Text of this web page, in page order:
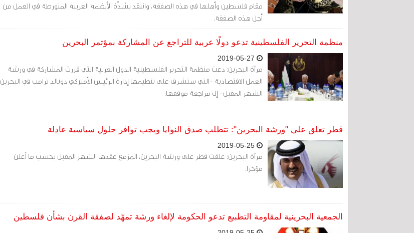
مقام فلسطين وأهلها في هذه الصفقة، وانتقد بشدّة الأنظمة العربية المتورطة في العمل من
أجل هذه الصفقة.
منظمة التحرير الفلسطينية تدعو دولًا عربية للتراجع عن المشاركة بمؤتمر البحرين
مرآة البحرين: دعت منظمة التحرير الفلسطينية الدول العربية التي قررت المشاركة في ورشة
العمل الاقتصادية -التي ستشرف على تنظيمها إدارة الرئيس الأميركي دونالد ترامب في البحرين
الشهر المقبل- إلى مراجعة موقفها.
قطر تعلق على "ورشة البحرين": تتطلب صدق النوايا ويجب توافر حلول سياسية عادلة
مرآة البحرين: علقت قطر على ورشة البحرين، المزمع عقدها الشهر المقبل بحسب ما أعلن
مؤخرا.
الجمعية البحرينية لمقاومة التطبيع تدعو الحكومة لإلغاء ورشة تمهّد لصفقة القرن بشأن فلسطين